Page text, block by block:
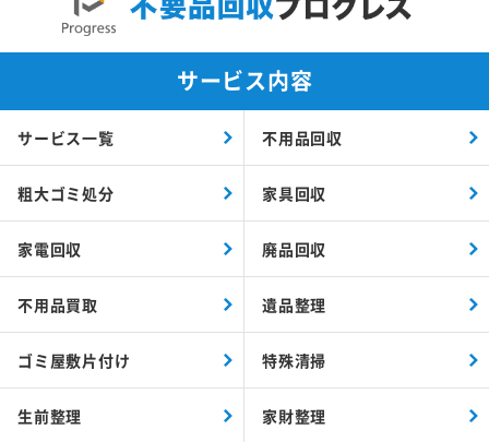
サービス内容
サービス一覧 不用品回収
粗大ゴミ処分 家具回収
家電回収 廃品回収
不用品買取 遺品整理
ゴミ屋敷片付け 特殊清掃
生前整理 家財整理